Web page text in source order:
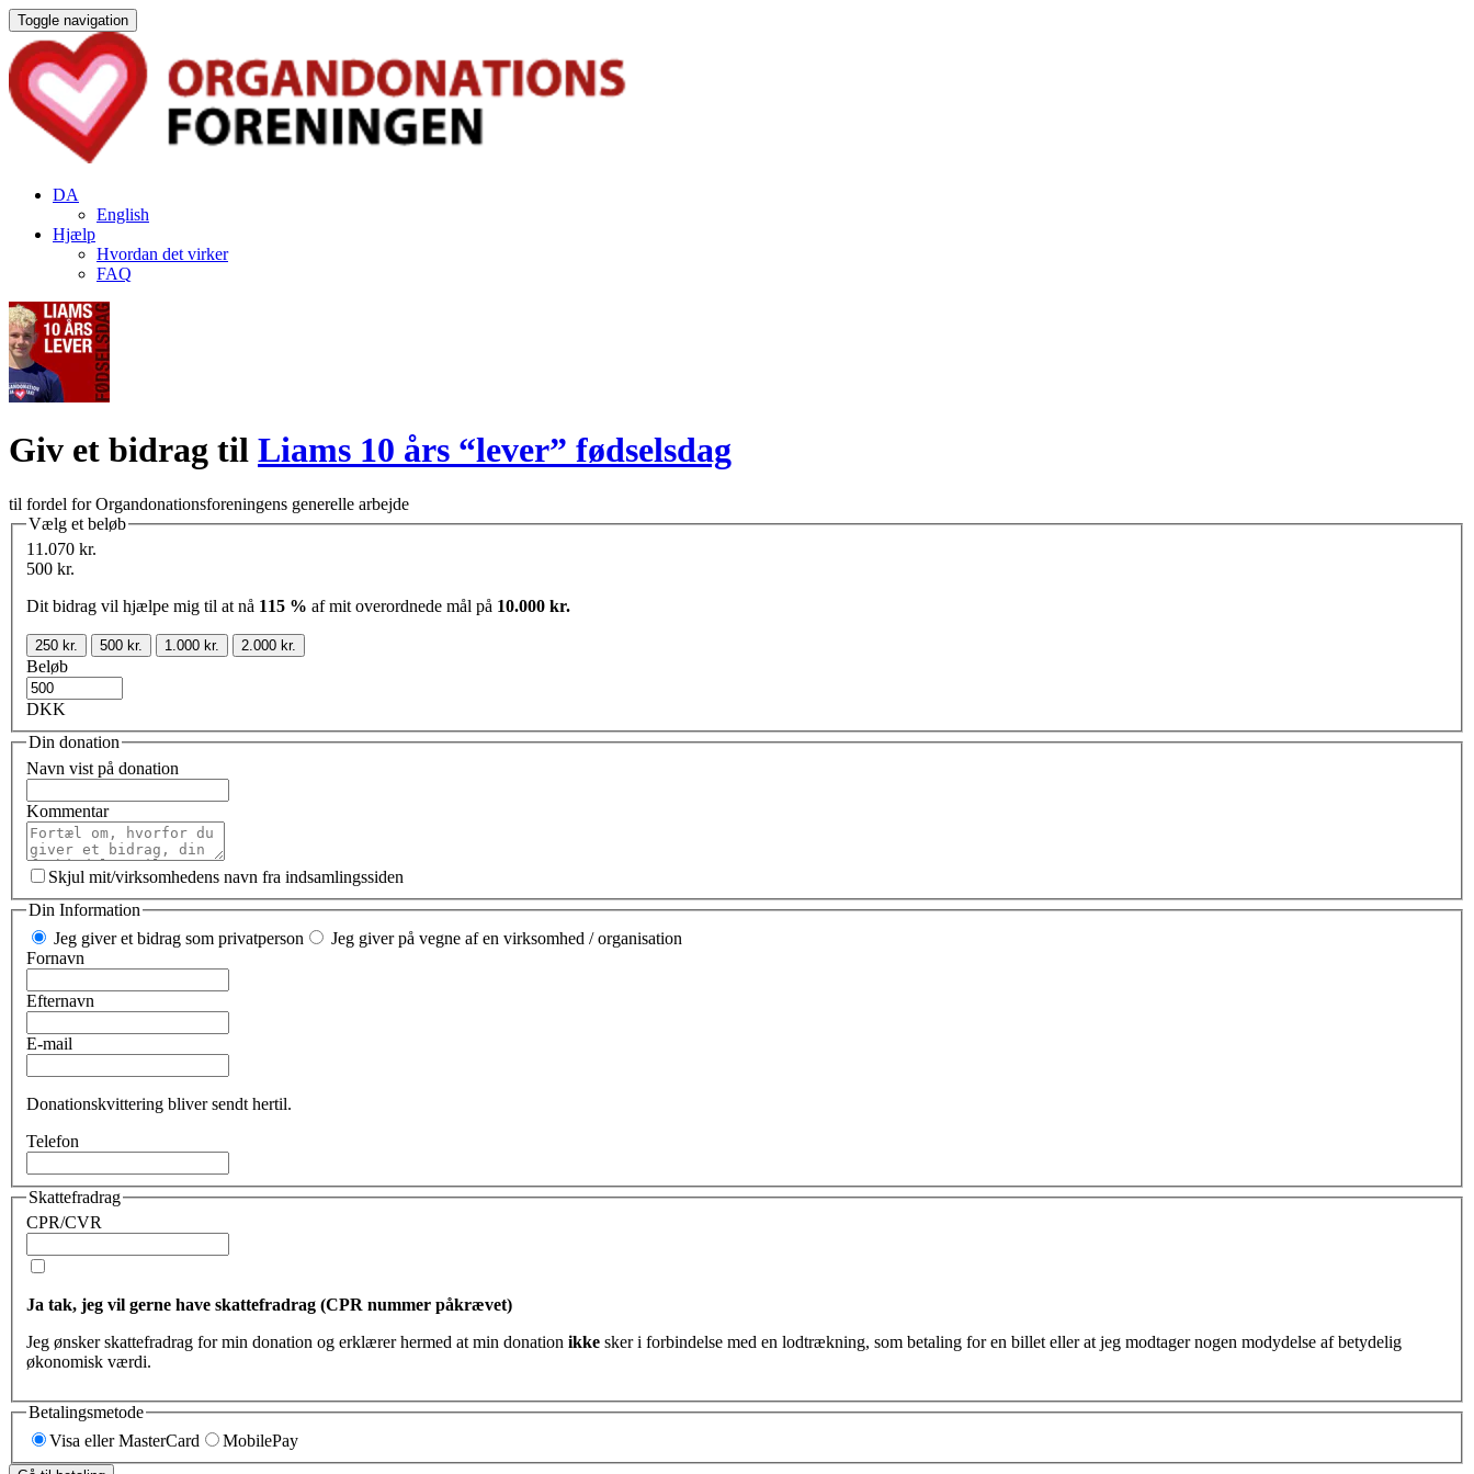
Toggle navigation
DA
English
Hjælp
Hvordan det virker
FAQ
Giv et bidrag til Liams 10 års “lever” fødselsdag
til fordel for Organdonationsforeningens generelle arbejde
Vælg et beløb
11.070 kr.
500 kr.
Dit bidrag vil hjælpe mig til at nå 115 % af mit overordnede mål på 10.000 kr.
250 kr. 500 kr. 1.000 kr. 2.000 kr.
Beløb
DKK
Din donation
Navn vist på donation
Kommentar
Skjul mit/virksomhedens navn fra indsamlingssiden
Din Information
Jeg giver et bidrag som privatperson
Jeg giver på vegne af en virksomhed / organisation
Fornavn
Efternavn
E-mail
Donationskvittering bliver sendt hertil.
Telefon
Skattefradrag
CPR/CVR
Ja tak, jeg vil gerne have skattefradrag (CPR nummer påkrævet)
Jeg ønsker skattefradrag for min donation og erklærer hermed at min donation ikke sker i forbindelse med en lodtrækning, som betaling for en billet eller at jeg modtager nogen modydelse af betydelig
økonomisk værdi.
Betalingsmetode
Visa eller MasterCard
MobilePay